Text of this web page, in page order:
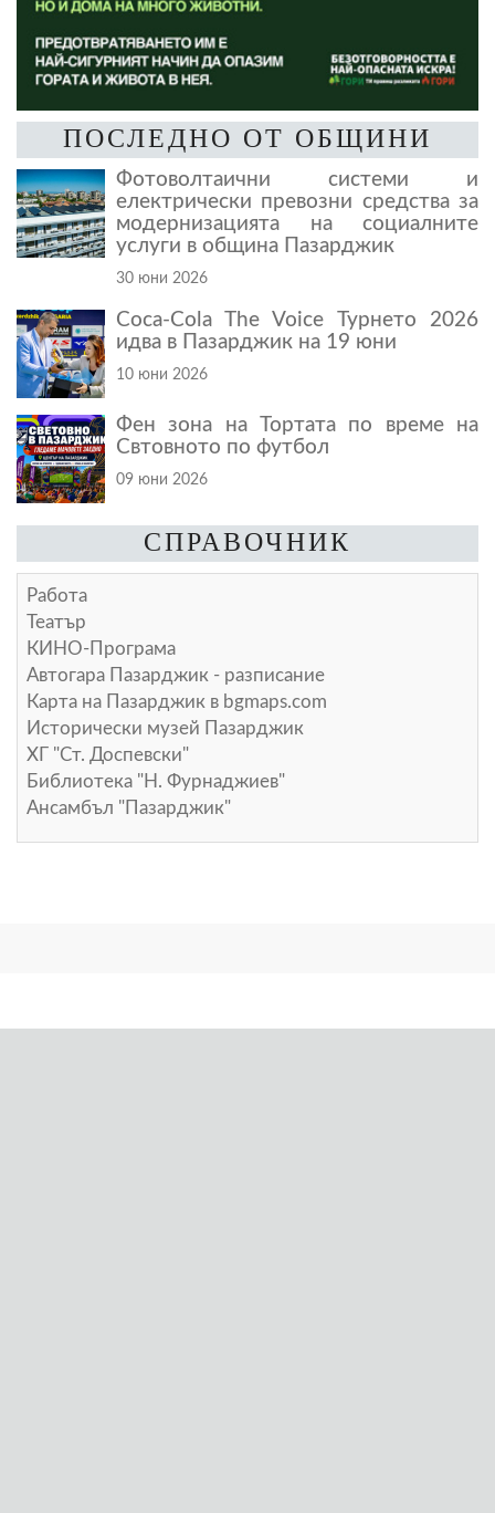
ПОСЛЕДНО ОТ ОБЩИНИ
Фотоволтаични системи и
електрически превозни средства за
модернизацията на социалните
услуги в община Пазарджик
30 юни 2026
Coca-Cola The Voice Турнето 2026
идва в Пазарджик на 19 юни
10 юни 2026
Фен зона на Тортата по време на
Свтовното по футбол
09 юни 2026
СПРАВОЧНИК
Работа
Театър
КИНО-Програма
Автогара Пазарджик - разписание
Карта на Пазарджик в bgmaps.com
Исторически музей Пазарджик
ХГ "Ст. Доспевски"
Библиотека "Н. Фурнаджиев"
Ансамбъл "Пазарджик"